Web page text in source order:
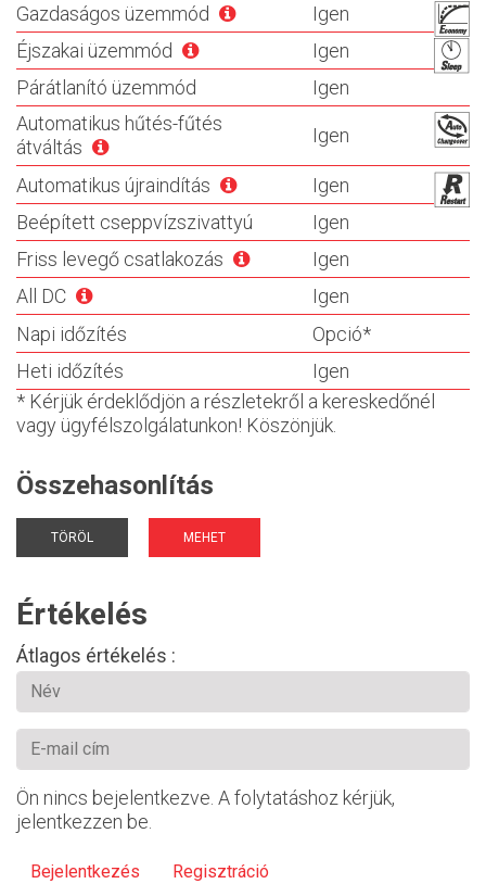
Gazdaságos üzemmód
Igen
Éjszakai üzemmód
Igen
Párátlanító üzemmód
Igen
Automatikus hűtés-fűtés
átváltás
Igen
Automatikus újraindítás
Igen
Beépített cseppvízszivattyú
Igen
Friss levegő csatlakozás
Igen
All DC
Igen
Napi időzítés
Opció*
Heti időzítés
Igen
* Kérjük érdeklődjön a részletekről a kereskedőnél
vagy ügyfélszolgálatunkon! Köszönjük.
Összehasonlítás
TÖRÖL MEHET
Értékelés
Átlagos értékelés :
Ön nincs bejelentkezve. A folytatáshoz kérjük,
jelentkezzen be.
Bejelentkezés Regisztráció